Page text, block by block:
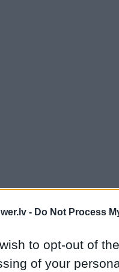
- Do Not Process
to opt-out of
of your